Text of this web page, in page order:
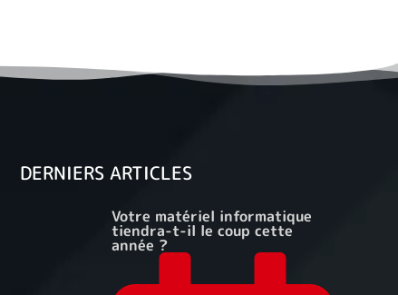
DERNIERS ARTICLES
Votre matériel informatique
tiendra-t-il le coup cette
année ?